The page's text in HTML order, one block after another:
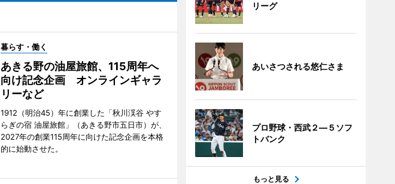
暮らす・働く
あきる野の油屋旅館、115周年へ
向け記念企画 オンラインギャラ
リーなど
1912（明治45）年に創業した「秋川渓谷 やす
らぎの宿 油屋旅館」（あきる野市五日市）が、
2027年の創業115周年に向けた記念企画を本格
的に始動させた。
リーグ
あいさつされる悠仁さま
プロ野球・西武２―５ソフ
トバンク
もっと見る